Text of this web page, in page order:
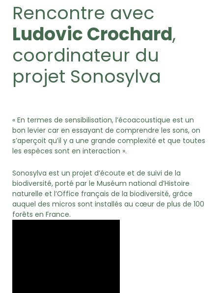
Rencontre avec
Ludovic Crochard,
coordinateur du
projet Sonosylva
« En termes de sensibilisation, l’écoacoustique est un
bon levier car en essayant de comprendre les sons, on
s’aperçoit qu’il y a une grande complexité et que toutes
les espèces sont en interaction ».
Sonosylva est un projet d’écoute et de suivi de la
biodiversité, porté par le Muséum national d’Histoire
naturelle et l’Office français de la biodiversité, grâce
auquel des micros sont installés au cœur de plus de 100
forêts en France.